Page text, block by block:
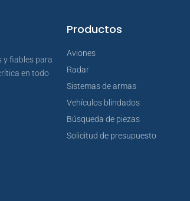
y fiables para
en todo
Productos
Aviones
Radar
Sistemas de armas
Vehículos blindados
Búsqueda de piezas
Solicitud de presupuesto